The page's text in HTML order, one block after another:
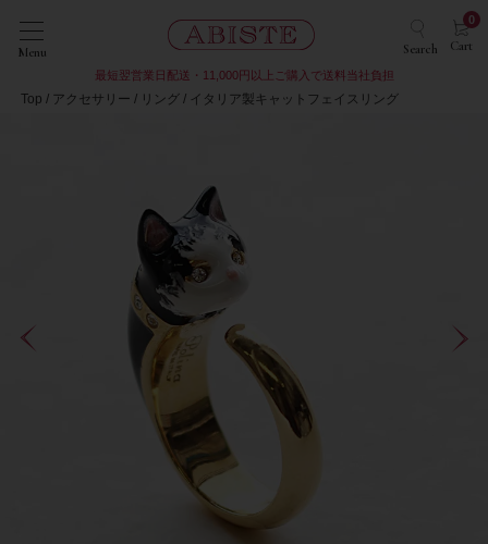
Menu Search Cart
0
最短翌営業日配送・11,000円以上ご購入で送料当社負担
Top アクセサリー リング イタリア製キャットフェイスリング